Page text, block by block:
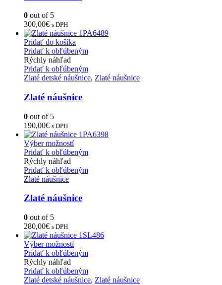
0 out of 5
300,00€ s DPH
Pridať do košíka
Pridať k obľúbeným
Rýchly náhľad
Pridať k obľúbeným
Zlaté detské náušnice, Zlaté náušnice
Zlaté náušnice
0 out of 5
190,00€ s DPH
Výber možností
Pridať k obľúbeným
Rýchly náhľad
Pridať k obľúbeným
Zlaté náušnice
Zlaté náušnice
0 out of 5
280,00€ s DPH
Výber možností
Pridať k obľúbeným
Rýchly náhľad
Pridať k obľúbeným
Zlaté detské náušnice, Zlaté náušnice